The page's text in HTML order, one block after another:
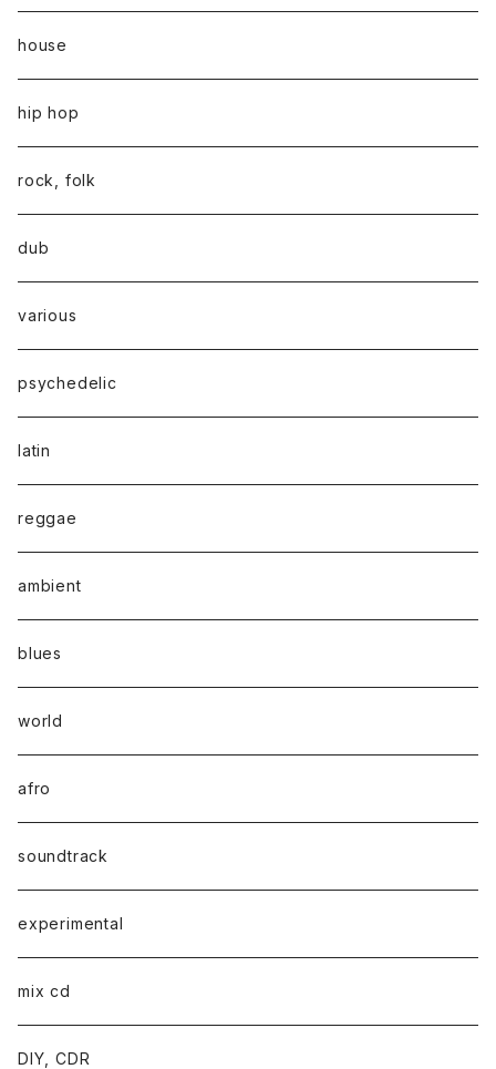
house
hip hop
rock, folk
dub
various
psychedelic
latin
reggae
ambient
blues
world
afro
soundtrack
experimental
mix cd
DIY, CDR